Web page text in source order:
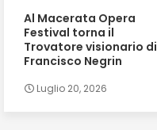
Al Macerata Opera
Festival torna il
Trovatore visionario di
Francisco Negrin
Luglio 20, 2026